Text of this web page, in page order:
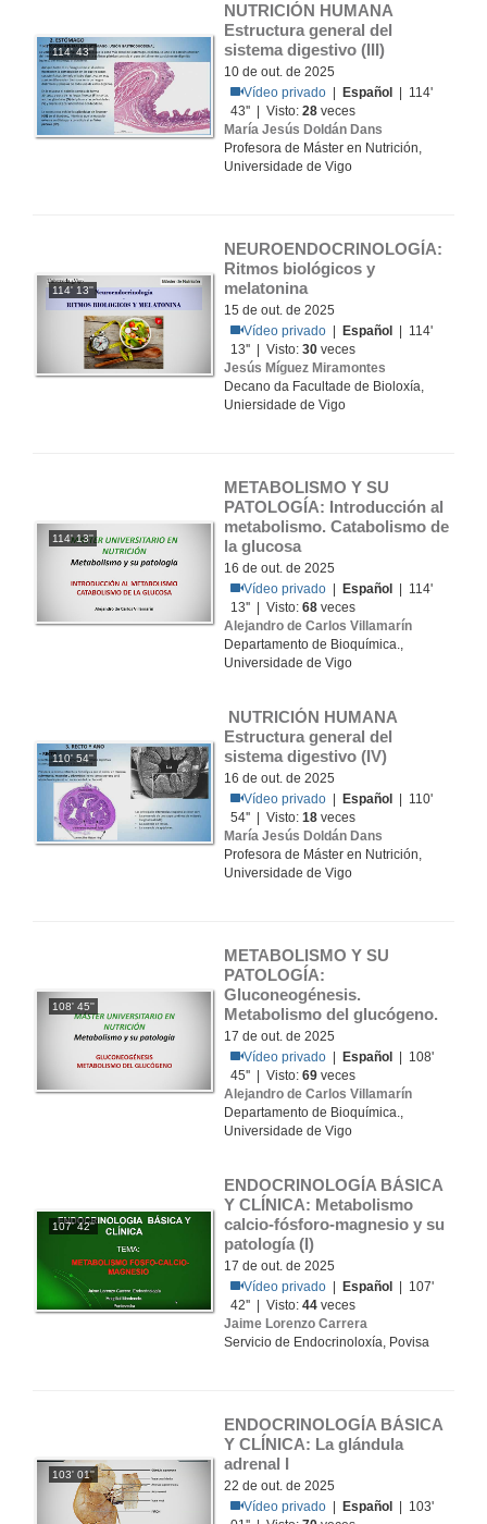
114' 43''
NUTRICIÓN HUMANA
Estructura general del
sistema digestivo (III)
10 de out. de 2025
Vídeo privado
Español
| 114'
43'' | Visto:28 veces
María Jesús Doldán Dans
Profesora de Máster en Nutrición,
Universidade de Vigo
114' 13''
NEUROENDOCRINOLOGÍA:
Ritmos biológicos y
melatonina
15 de out. de 2025
Vídeo privado
Español
| 114'
13'' | Visto:30 veces
Jesús Míguez Miramontes
Decano da Facultade de Bioloxía,
Uniersidade de Vigo
114' 13''
METABOLISMO Y SU
PATOLOGÍA: Introducción al
metabolismo. Catabolismo de
la glucosa
16 de out. de 2025
Vídeo privado
Español
| 114'
13'' | Visto:68 veces
Alejandro de Carlos Villamarín
Departamento de Bioquímica.,
Universidade de Vigo
110' 54''
Estructura general del
sistema digestivo (IV)
16 de out. de 2025
Vídeo privado
Español
| 110'
54'' | Visto:18 veces
María Jesús Doldán Dans
Profesora de Máster en Nutrición,
Universidade de Vigo
108' 45''
METABOLISMO Y SU
PATOLOGÍA:
Gluconeogénesis.
Metabolismo del glucógeno.
17 de out. de 2025
Vídeo privado
Español
| 108'
45'' | Visto:69 veces
Alejandro de Carlos Villamarín
Departamento de Bioquímica.,
Universidade de Vigo
107' 42''
ENDOCRINOLOGÍA BÁSICA
Y CLÍNICA: Metabolismo
calcio-fósforo-magnesio y su
patología (I)
17 de out. de 2025
Vídeo privado
Español
| 107'
42'' | Visto:44 veces
Jaime Lorenzo Carrera
Servicio de Endocrinoloxía, Povisa
103' 01''
ENDOCRINOLOGÍA BÁSICA
Y CLÍNICA: La glándula
adrenal I
22 de out. de 2025
Vídeo privado
Español
| 103'